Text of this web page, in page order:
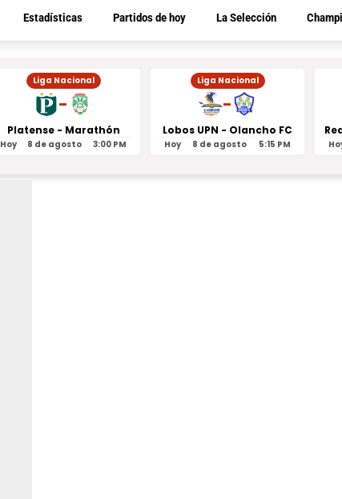
Estadísticas Partidos de hoy La Selección
Liga Nacional
-
Platense - Marathón
Hoy 8 de agosto 3:00 PM
Liga Nacional
-
Lobos UPN - Olancho FC
Hoy 8 de agosto 5:15 PM